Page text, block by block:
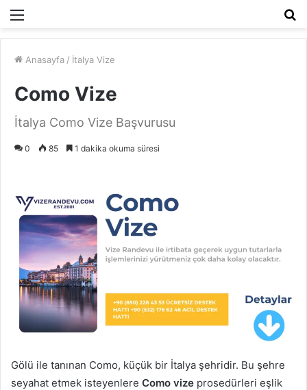
Anasayfa / İtalya Vize
Como Vize
İtalya Como Vize Başvurusu
0 85 1 dakika okuma süresi
Gölü ile tanınan Como, küçük bir İtalya şehridir. Bu şehre
seyahat etmek isteyenlere Como vize prosedürleri eşlik